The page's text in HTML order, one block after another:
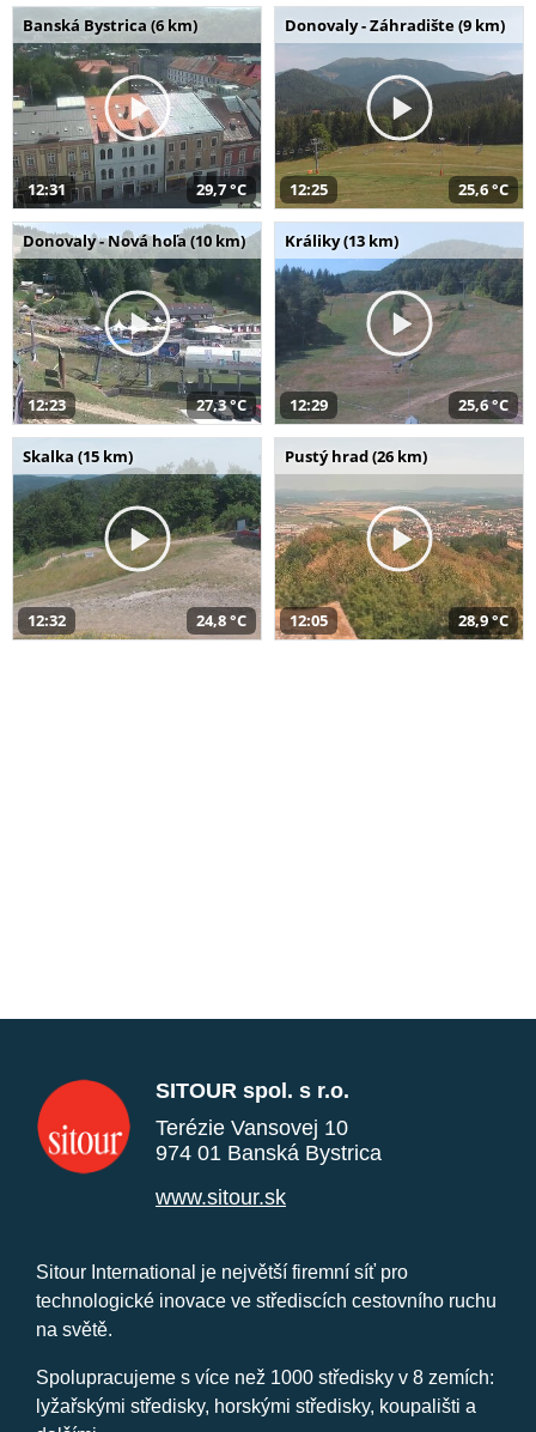
Banská Bystrica (6 km)
12:31 29,7 °C
Donovaly - Záhradište (9 km)
12:25 25,6 °C
Donovaly - Nová hoľa (10 km)
12:23 27,3 °C
Králiky (13 km)
12:29 25,6 °C
Skalka (15 km)
12:32 24,8 °C
Pustý hrad (26 km)
12:05 28,9 °C
SITOUR spol. s r.o.
Terézie Vansovej 10
974 01 Banská Bystrica
www.sitour.sk
Sitour International je největší firemní síť pro
technologické inovace ve střediscích cestovního ruchu
na světě.
Spolupracujeme s více než 1000 středisky v 8 zemích:
lyžařskými středisky, horskými středisky, koupališti a